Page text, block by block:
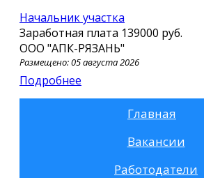
Начальник участка
Заработная плата 139000 руб.
ООО "АПК-РЯЗАНЬ"
Размещено: 05 августа 2026
Подробнее
Главная
Вакансии
Работодатели